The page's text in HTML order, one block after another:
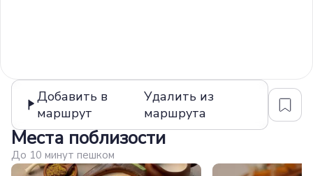
Добавить в
маршрут
Удалить из
маршрута
Места поблизости
До 10 минут пешком